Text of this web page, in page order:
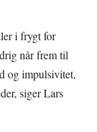
i frygt for
når frem til
og impulsivitet,
siger Lars